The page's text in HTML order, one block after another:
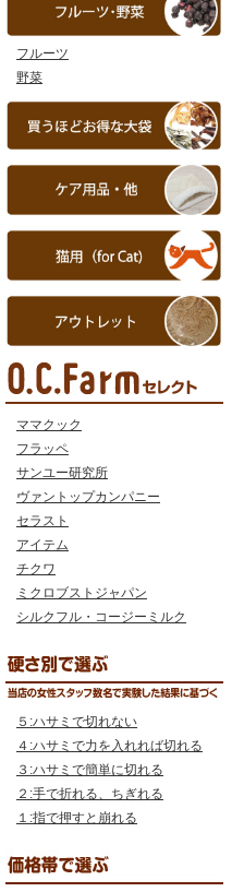
フルーツ
野菜
ママクック
フラッペ
サンユー研究所
ヴァントップカンパニー
セラスト
アイテム
チクワ
ミクロブストジャパン
シルクフル・コージーミルク
５:ハサミで切れない
４:ハサミで力を入れれば切れる
３:ハサミで簡単に切れる
２:手で折れる、ちぎれる
１:指で押すと崩れる